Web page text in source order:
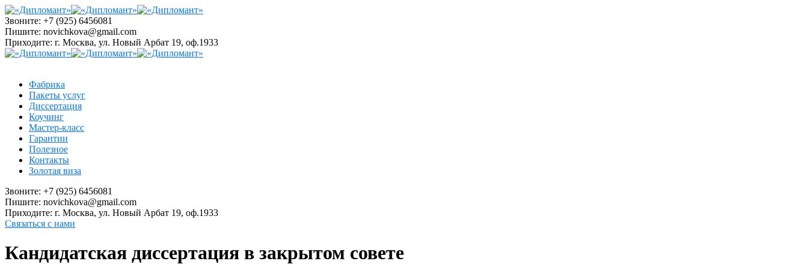
Звоните: +7 (925) 6456081
Пишите: novichkova@gmail.com
Приходите: г. Москва, ул. Новый Арбат 19, оф.1933
Фабрика
Пакеты услуг
Диссертация
Коучинг
Мастер-класс
Гарантии
Полезное
Контакты
Золотая виза
Звоните: +7 (925) 6456081
Пишите: novichkova@gmail.com
Приходите: г. Москва, ул. Новый Арбат 19, оф.1933
Связаться с нами
Кандидатская диссертация в закрытом совете